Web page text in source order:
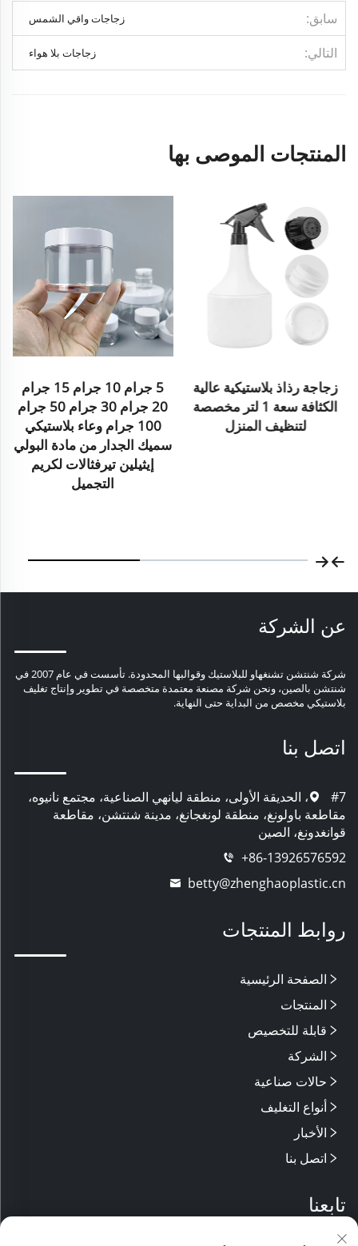
سابق زجاجات واقي الشمس
التالي زجاجات بلا هواء
المنتجات الموصى بها
زجاجة رذاذ بلاستيكية عالية
الكثافة سعة 1 لتر مخصصة
لتنظيف المنزل
5 جرام 10 جرام 15 جرام
20 جرام 30 جرام 50 جرام
100 جرام وعاء بلاستيكي
سميك الجدار من مادة البولي
إيثيلين تيرفثالات لكريم
التجميل
عن الشركة
شركة شنتشن تشنغهاو للبلاستيك وقوالبها المحدودة. تأسست في عام 2007 في
شنتشن بالصين، ونحن شركة مصنعة معتمدة متخصصة في تطوير وإنتاج تغليف
بلاستيكي مخصص من البداية حتى النهاية.
اتصل بنا
#7، الحديقة الأولى، منطقة ليانهي الصناعية، مجتمع نانيوه،
مقاطعة باولونغ، منطقة لونغجانغ، مدينة شنتشن، مقاطعة
قوانغدونغ، الصين
+86-13926576592
betty@zhenghaoplastic.cn
روابط المنتجات
الصفحة الرئيسية
المنتجات
قابلة للتخصيص
الشركة
حالات صناعية
أنواع التغليف
الأخبار
اتصل بنا
تابعنا